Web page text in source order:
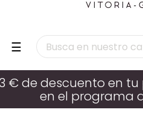
Navegación
palanca
☰
€ de descuento en
en el programa